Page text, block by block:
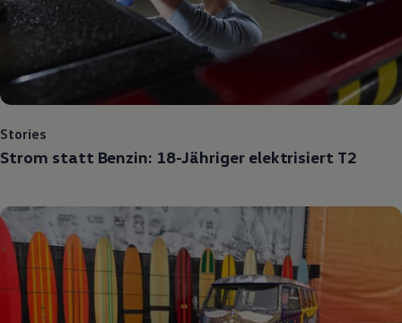
Stories
Strom statt Benzin: 18-Jähriger elektrisiert T2